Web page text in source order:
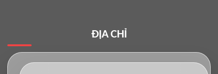
ĐỊA CHỈ